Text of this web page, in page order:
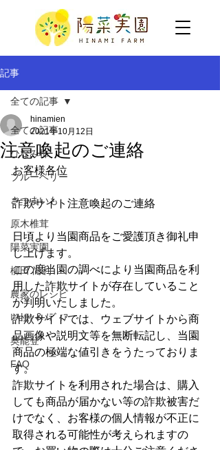
記事
全ての記事
ひなみ柿
ブルーベリー
さつまいも
原木椎茸
陽菜実園
柳田 尚利
農家のレシピ
ﾚｽﾄﾗﾝ＆ﾒﾃﾞｨｱ
奥能登
FAQ
全ての記事
注意喚起のご連絡
hinamien
2021年10月12日
お客様各位
詐欺サイト注意喚起のご連絡
日頃より当園商品をご愛護頂き御礼申
し上げます。
この度当園の調べにより当園商品を利
用した詐欺サイトが存在していること
が判明いたしました。
詐欺サイトでは、ウェブサイトから商
品画像や説明文等を無断転記し、当園
商品の極端な値引きをうたっておりま
す。
詐欺サイトを利用された場合は、購入
しても商品が届かない等の詐欺被害だ
けでなく、お客様の個人情報が不正に
取得される可能性が考えられますの